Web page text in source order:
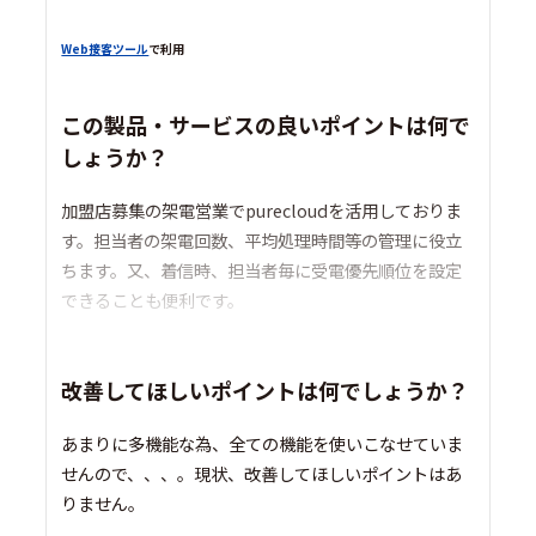
Web接客ツールで利用
この製品・サービスの良いポイントは何で
しょうか？
加盟店募集の架電営業でpurecloudを活用しておりま
す。担当者の架電回数、平均処理時間等の管理に役立
ちます。又、着信時、担当者毎に受電優先順位を設定
できることも便利です。
改善してほしいポイントは何でしょうか？
あまりに多機能な為、全ての機能を使いこなせていま
せんので、、、。現状、改善してほしいポイントはあ
りません。